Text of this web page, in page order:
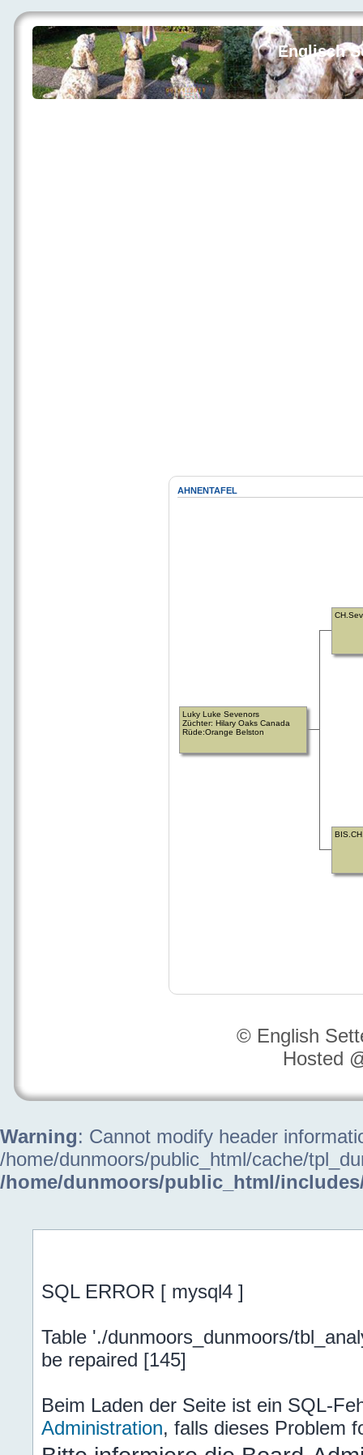
Englisch
AHNENTAFEL
Luky Luke Sevenors
Züchter: Hilary Oaks Canada
Rüde:Orange Belston
© English
Hosted
Warning: Cannot modify header
/home/dunmoors/public_html/cache/
/home/dunmoors/public_html/
SQL ERROR [ mysql4 ]
Table './dunmoors_dunmoors/
be repaired [145]
Beim Laden der Seite ist ein SQL-
Administration, falls dieses Problem